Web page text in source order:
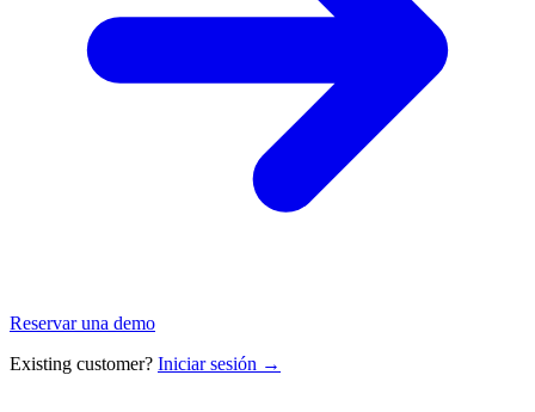
Reservar una demo
Existing customer? Iniciar sesión →